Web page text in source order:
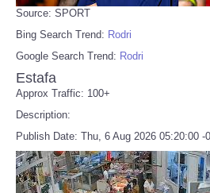
Source: SPORT
Bing Search Trend: Rodri
Google Search Trend: Rodri
Estafa
Approx Traffic: 100+
Description:
Publish Date: Thu, 6 Aug 2026 05:20:00 -